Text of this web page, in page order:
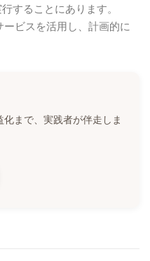
することにあります。
ビスを活用し、計画的に
まで、実践者が伴走しま